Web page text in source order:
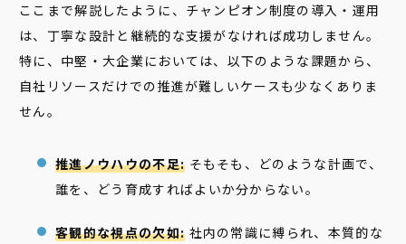
ここまで解説したように、チャンピオン制度の導入・運用
は、丁寧な設計と継続的な支援がなければ成功しません。
特に、中堅・大企業においては、以下のような課題から、
自社リソースだけでの推進が難しいケースも少なくありま
せん。
推進ノウハウの不足: そもそも、どのような計画で、
誰を、どう育成すればよいか分からない。
客観的な視点の欠如: 社内の常識に縛られ、本質的な